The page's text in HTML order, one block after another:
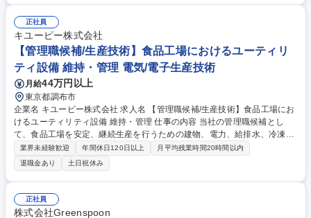
把握と安定稼働に向けた実務支援活動を担当していただきます。将来的に
は、計画的に安定稼働が実現できる管理業務や地球環境に沿った運用指導
を行っていただきます。 ※入社後QP工場実習を経験、現地課題の習得。
食品工場の施設インフラ工程と設備の連動部等を習得、実践経験積んでい
ただきます。 募集職種 一般職【インフラ/生産技術】食品工場におけるユ
ーティリティ設備 維持・管理
正社員
キユーピー株式会社
【管理職候補/生産技術】食品工場におけるユーティリ
ティ設備 維持・管理 電気/電子生産技術
月給44万円以上
東京都調布市
企業名 キユーピー株式会社 求人名 【管理職候補/生産技術】食品工場にお
けるユーティリティ設備 維持・管理 仕事の内容 当社の管理職候補とし
て、食品工場を安定、継続生産を行うための建物、電力、給排水、冷凍
機、空調等のユーティリティ設備維持、管理業務の支援をお任せいたしま
す。 ご入社後は、各工場と2週間に1回MTGをしながら、生産工場におけ
るユーティリティ設備の運用把握と安定稼働に向けた実務支援活動を担当
していただきます。また、計画的に安定稼働が実現できる管理業務や地球
環境に沿った運用指導を行っていただきます。 募集職種 【管理職候補/生
産技術】食品工場におけるユーティリティ設備 維持・管理
業界未経験歓迎 年間休日120日以上
月平均残業時間20時間以内
退職金あり
土日祝休み
正社員
株式会社Greenspoon